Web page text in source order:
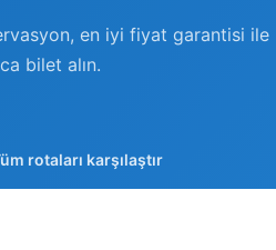
en iyi fiyat garantisi ile
bilet alın.
rotaları karşılaştır